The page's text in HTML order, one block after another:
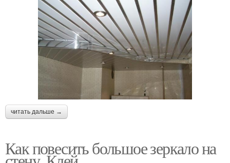
читать дальше →
Как повесить большое зеркало на